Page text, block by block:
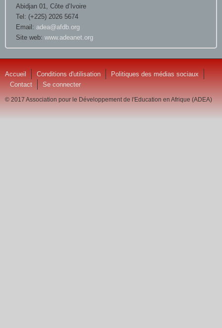
Abidjan 01, Côte d’Ivoire
Tel: (+225) 2026 5674
Email: adea@afdb.org
Site web: www.adeanet.org
Accueil Conditions d'utilisation
Politiques des médias sociaux
Contact
Se connecter
© 2017 Association pour le Développement de l'Education en Afrique (ADEA)